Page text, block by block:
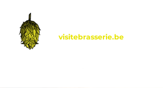
visitebrasserie.be